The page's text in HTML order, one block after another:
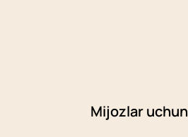
Mijozlar uchun